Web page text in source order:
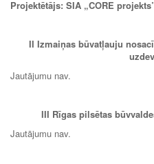
Projektētājs: SIA „CORE
II Izmaiņas būvatļauju
Jautājumu nav.
III Rīgas pilsētas
Jautājumu nav.